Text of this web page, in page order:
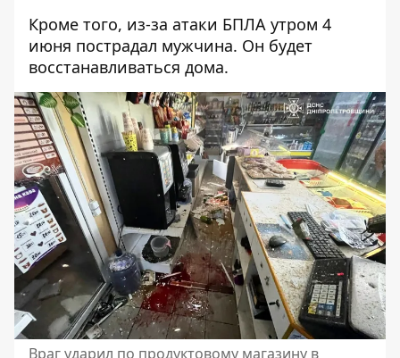
Кроме того, из-за атаки БПЛА утром 4
июня пострадал мужчина. Он будет
восстанавливаться дома.
Враг ударил по продуктовому магазину в